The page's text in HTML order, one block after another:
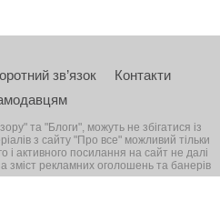
зв’язок
Контакти
та "Блоги", можуть не збігатися із
з сайту "Про все" можливий тільки
і активного посилання на сайт не далі
зміст рекламних оголошень та банерів